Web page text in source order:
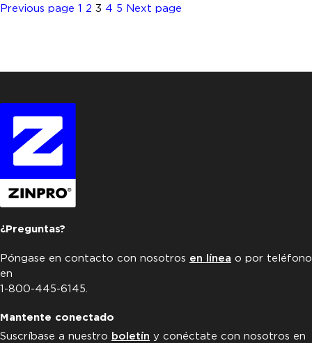
Posts
Previous page Page
1 Page
2 Page
3 Page
4 Page
5 Next page
¿Preguntas?
Póngase en contacto con nosotros en línea o por teléfono
en
1-800-445-6145.
Mantente conectado
Suscríbase a nuestro boletín y conéctate con nosotros en